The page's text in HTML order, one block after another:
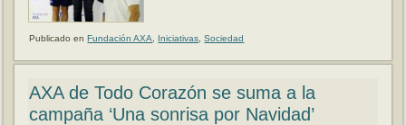
Publicado en Fundación AXA Iniciativas ,Sociedad
AXA de Todo Corazón se suma a la
campaña ‘Una sonrisa por Navidad’